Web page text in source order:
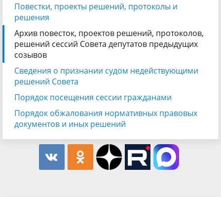
Повестки, проекты решений, протоколы и
решения
Архив повесток, проектов решений, протоколов,
решений сессий Совета депутатов предыдущих
созывов
Сведения о признании судом недействующими
решений Совета
Порядок посещения сессии гражданами
Порядок обжалования нормативных правовых
документов и иных решений